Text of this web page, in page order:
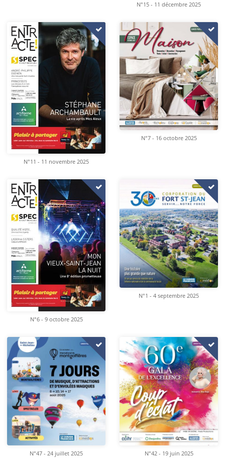
N°15 - 11 décembre 2025
N°11 - 11 novembre 2025
N°7 - 16 octobre 2025
N°6 - 9 octobre 2025
N°1 - 4 septembre 2025
N°47 - 24 juillet 2025 N°42 - 19 juin 2025